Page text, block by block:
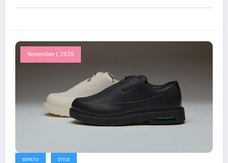
November 1, 2025
SEPATU STYLE